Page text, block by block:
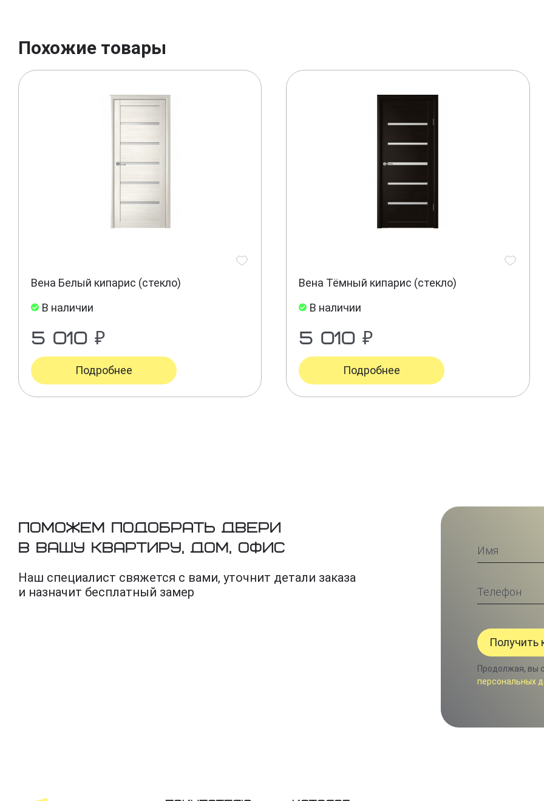
Похожие товары
Вена Белый кипарис (стекло)
В наличии
5 010 ₽
Подробнее
Вена Тёмный кипарис (стекло)
В наличии
5 010 ₽
Подробнее
Поможем подобрать двери
в вашу квартиру, дом, офис
Наш специалист свяжется с вами, уточнит детали заказа
и назначит бесплатный замер
Продолжая, вы
персональных